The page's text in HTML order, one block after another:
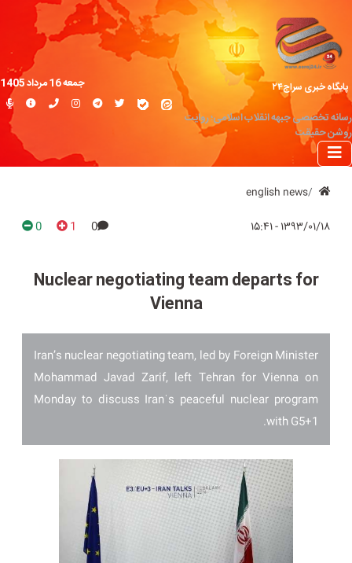
پایگاه خبری سراج۲۴
رسانه تخصصی جبهه انقلاب اسلامی؛ روایت
روشن حقیقت
جمعه 16 مرداد 1405
english news
۱۳۹۳/۰۱/۱۸ - ۱۵:۴۱ 0
1
0
Nuclear negotiating team departs for
Vienna
Iran’s nuclear negotiating team, led by Foreign Minister
Mohammad Javad Zarif, left Tehran for Vienna on
Monday to discuss Iranˈs peaceful nuclear program
with G5+1.